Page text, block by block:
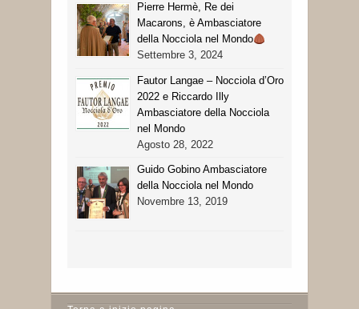
Pierre Hermè, Re dei
Macarons, è Ambasciatore
della Nocciola nel Mondo
Settembre 3, 2024
Fautor Langae – Nocciola d’Oro
2022 e Riccardo Illy
Ambasciatore della Nocciola
nel Mondo
Agosto 28, 2022
Guido Gobino Ambasciatore
della Nocciola nel Mondo
Novembre 13, 2019